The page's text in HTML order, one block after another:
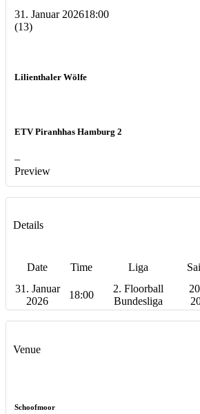
31. Januar 202618:00
(13)
Lilienthaler Wölfe
ETV Piranhhas Hamburg 2
–
Preview
Details
Date Time Liga
31. Januar
2026
18:00
2. Floorball
Bundesliga
Venue
Schoofmoor